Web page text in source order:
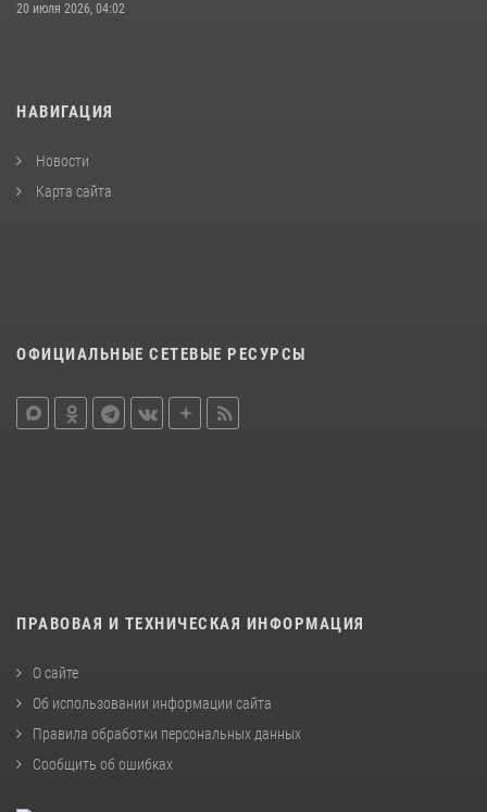
20 июля 2026, 04:02
НАВИГАЦИЯ
Новости
Карта сайта
ОФИЦИАЛЬНЫЕ СЕТЕВЫЕ РЕСУРСЫ
ПРАВОВАЯ И ТЕХНИЧЕСКАЯ ИНФОРМАЦИЯ
О сайте
Об использовании информации сайта
Правила обработки персональных данных
Сообщить об ошибках